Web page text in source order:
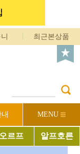
최근본상품
MENU
오르프 알프호른